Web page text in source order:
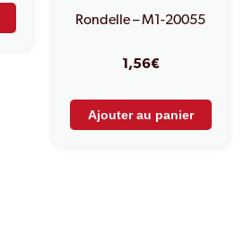
Rondelle – M1-20055
1,56€
Ajouter au panier